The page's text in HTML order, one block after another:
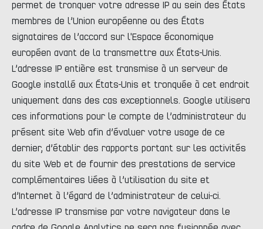
permet de tronquer votre adresse IP au sein des États
membres de l’Union européenne ou des États
signataires de l’accord sur l'Espace économique
européen avant de la transmettre aux États-Unis.
L’adresse IP entière est transmise à un serveur de
Google installé aux États-Unis et tronquée à cet endroit
uniquement dans des cas exceptionnels. Google utilisera
ces informations pour le compte de l’administrateur du
présent site Web afin d’évaluer votre usage de ce
dernier, d’établir des rapports portant sur les activités
du site Web et de fournir des prestations de service
complémentaires liées à l’utilisation du site et
d’Internet à l’égard de l’administrateur de celui-ci.
L’adresse IP transmise par votre navigateur dans le